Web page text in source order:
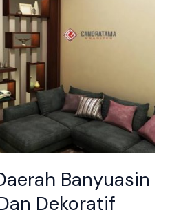
Banyuasin
Dekoratif